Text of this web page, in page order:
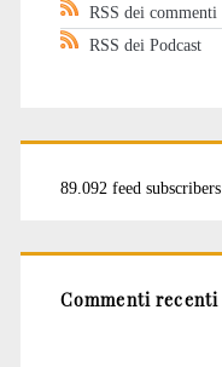
RSS dei commenti
RSS dei Podcast
89.092 feed subscribers
Commenti recenti